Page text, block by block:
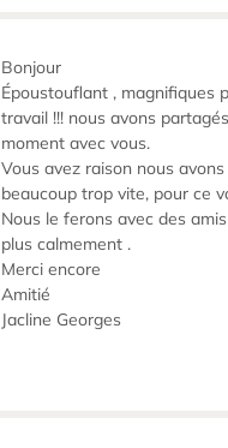
Bonjour
Époustouflant , magnifiques
travail !!! nous avons
moment avec vous.
Vous avez raison nous avons
beaucoup trop vite, pour ce
Nous le ferons avec des
plus calmement .
Merci encore
Amitié
Jacline Georges